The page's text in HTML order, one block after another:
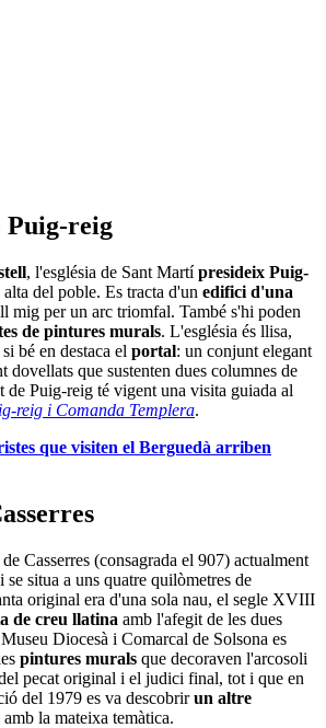
Puig-reig
, l'església de Sant Martípresideix Puig-
alta del poble. Es tracta d'un edifici d'una
mig per un arc triomfal. També s'hi poden
de pintures murals. L'església és llisa,
bé en destaca el portal: un conjunt elegant
dovellats que sustenten dues columnes de
Puig-reig té vigent una visita guiada al
reig i Comanda Templera.
que visiten el Berguedà arriben
Casserres (consagrada el 907) actualment
se situa a uns quatre quilòmetres de
original era d'una sola nau, el segle XVIII
de creu llatina amb l'afegit de les dues
Diocesà i Comarcal de Solsona es
pintures murals que decoraven l'arcosoli
pecat original i el judici final, tot i que en
del 1979 es va descobrirun altre
amb la mateixa temàtica.